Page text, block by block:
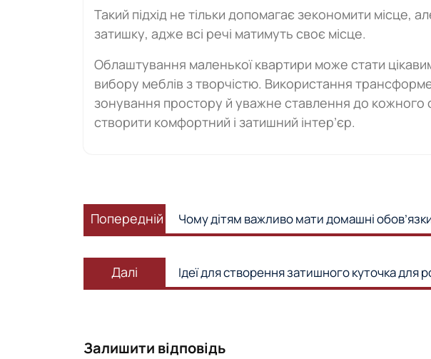
Такий підхід не тільки допомагає зекономити місце,
затишку, адже всі речі матимуть своє місце.
Облаштування маленької квартири може стати
вибору меблів з творчістю. Використання
зонування простору й уважне ставлення до кожного
створити комфортний і затишний інтер’єр.
Навігація
записів
Попередній
Попередній
запис:
Чому дітям важливо мати домашні
Далі
Наступний
запис:
Ідеї для створення затишного куточка для
Залишити відповідь